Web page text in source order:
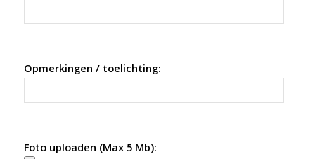
Opmerkingen / toelichting:
Foto uploaden (Max 5 Mb):